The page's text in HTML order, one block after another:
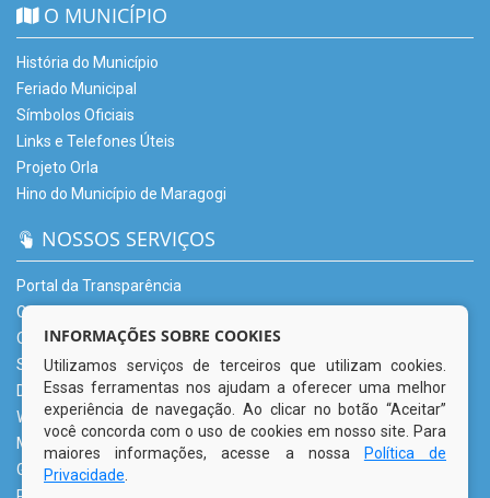
O MUNICÍPIO
História do Município
Feriado Municipal
Símbolos Oficiais
Links e Telefones Úteis
Projeto Orla
Hino do Município de Maragogi
NOSSOS SERVIÇOS
Portal da Transparência
Carta de Serviços – CSU
Ouvidoria Municipal
Serviço de Informação ao Cidadão (e-SIC)
Diário Oficial
Webmail
Mapa do Site
Glossário
INFORMAÇÕES SOBRE COOKIES
Utilizamos serviços de terceiros que utilizam cookies.
Essas ferramentas nos ajudam a oferecer uma melhor
experiência de navegação. Ao clicar no botão “Aceitar”
você concorda com o uso de cookies em nosso site. Para
maiores informações, acesse a nossa
Política de
Privacidade